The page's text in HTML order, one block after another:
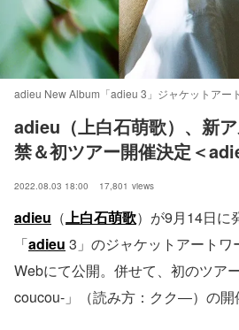
adieu New Album「adieu 3」ジャケットアー
adieu（上白石萌歌）、新
禁＆初ツアー開催決定＜
2022.08.03 18:00 17,801 views
adieu （上白石萌歌）が9月14日に
「adieu 3」のジャケットアートワ
Webにて公開。併せて、初のツア
coucou-」（読み方：クク―）の開